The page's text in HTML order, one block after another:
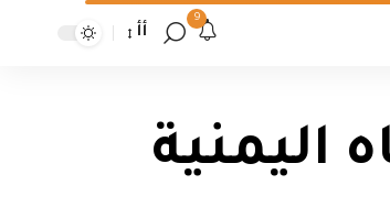
9
أأ
اليمنية